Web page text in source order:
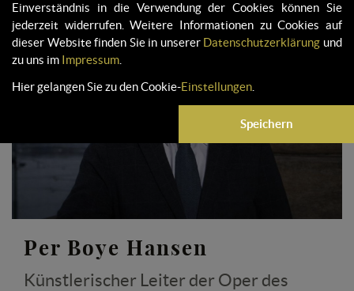
Per Boye Hansen
Künstlerischer Leiter der Oper des
Einverständnis in die Verwendung der Cookies können Sie
jederzeit widerrufen. Weitere Informationen zu Cookies auf
dieser Website finden Sie in unserer Datenschutzerklärung und
zu uns im Impressum
Hier gelangen Sie zu den Cookie-Einstellungen
Speichern